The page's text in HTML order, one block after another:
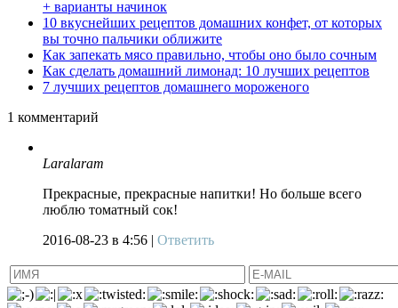
+ варианты начинок
10 вкуснейших рецептов домашних конфет, от которых
вы точно пальчики оближите
Как запекать мясо правильно, чтобы оно было сочным
Как сделать домашний лимонад: 10 лучших рецептов
7 лучших рецептов домашнего мороженого
1 комментарий
Laralaram
Прекрасные, прекрасные напитки! Но больше всего
люблю томатный сок!
2016-08-23 в 4:56 | Ответить